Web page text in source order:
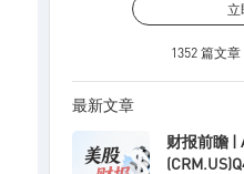
立
1352 篇文章
最新文章
财报前瞻 |